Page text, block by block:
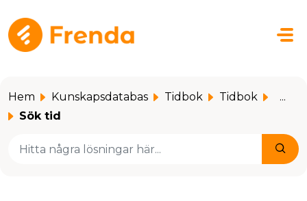
Hoppa över till huvudinnehåll
Hem Kunskapsdatabas Tidbok Tidbok
...
Sök tid